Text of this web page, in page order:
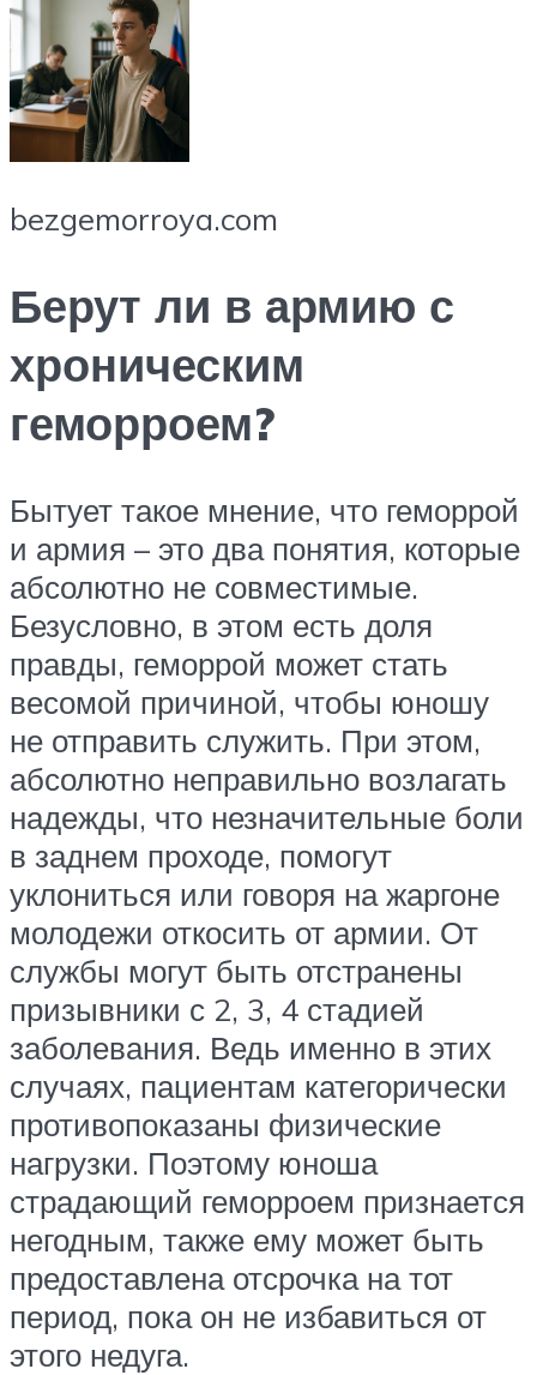
bezgemorroya.com
Берут ли в армию с
хроническим
геморроем?
Бытует такое мнение, что геморрой
и армия – это два понятия, которые
абсолютно не совместимые.
Безусловно, в этом есть доля
правды, геморрой может стать
весомой причиной, чтобы юношу
не отправить служить. При этом,
абсолютно неправильно возлагать
надежды, что незначительные боли
в заднем проходе, помогут
уклониться или говоря на жаргоне
молодежи откосить от армии. От
службы могут быть отстранены
призывники с 2, 3, 4 стадией
заболевания. Ведь именно в этих
случаях, пациентам категорически
противопоказаны физические
нагрузки. Поэтому юноша
страдающий геморроем признается
негодным, также ему может быть
предоставлена отсрочка на тот
период, пока он не избавиться от
этого недуга.